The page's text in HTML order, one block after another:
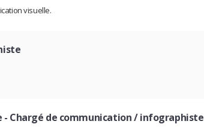
visuelle.
- Chargé de communication / infographiste